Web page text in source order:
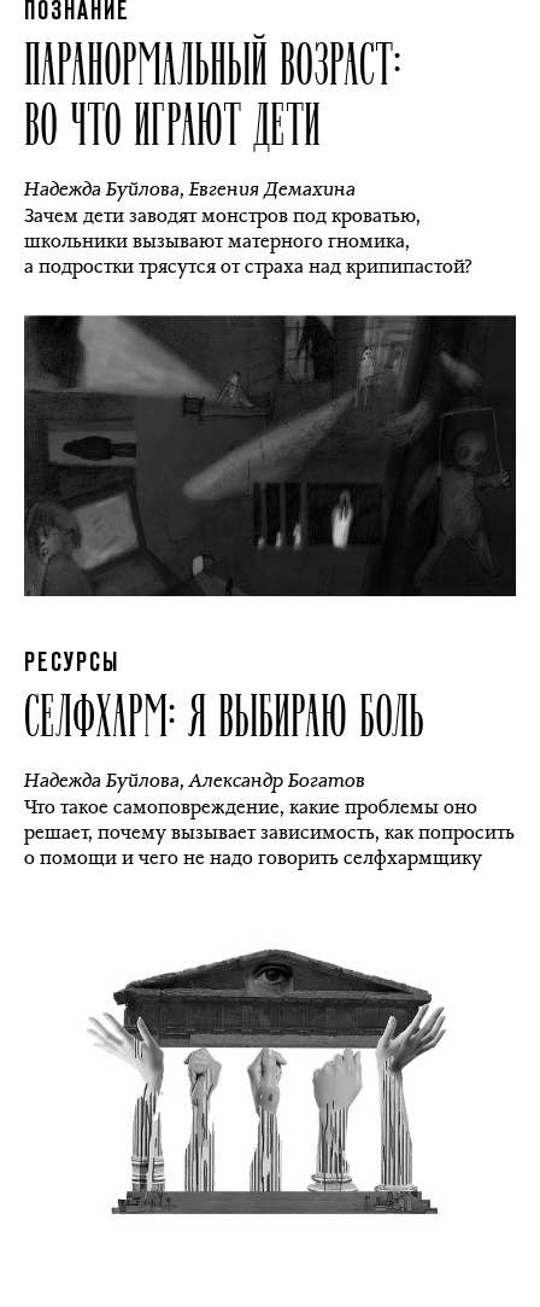
ПОЗНАНИЕ
ПАРАНОРМАЛЬНЫЙ ВОЗРАСТ:
ВО ЧТО ИГРАЮТ ДЕТИ
Надежда Буйлова,Евгения Демахина
Зачем дети заводят монстров под кроватью,
школьники вызывают матерного гномика,
а подростки трясутся от страха над крипипастой?
РЕСУРСЫ
СЕЛФХАРМ: Я ВЫБИРАЮ БОЛЬ
Надежда Буйлова,Александр Богатов
Что такое самоповреждение, какие проблемы оно
решает, почему вызывает зависимость, как попросить
о помощи и чего не надо говорить селфхармщику